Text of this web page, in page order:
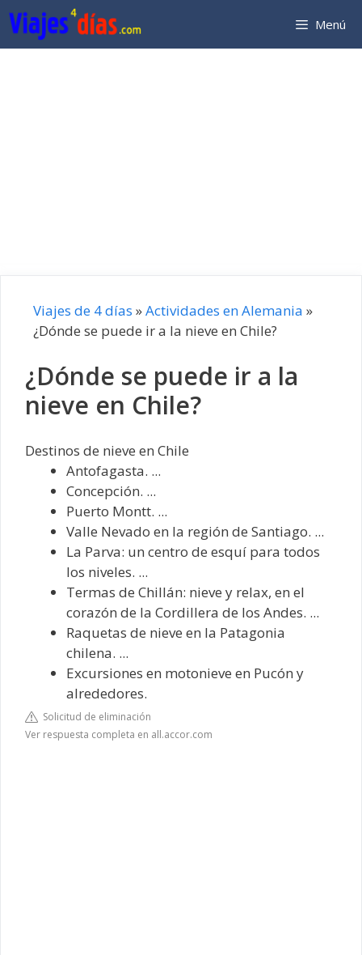
Saltar
al
contenido
Menú
Viajes de 4 días »Actividades en Alemania »
¿Dónde se puede ir a la nieve en Chile?
¿Dónde se puede ir a la
nieve en Chile?
Destinos de nieve en Chile
Antofagasta. ...
Concepción. ...
Puerto Montt. ...
Valle Nevado en la región de Santiago. ...
La Parva: un centro de esquí para todos
los niveles. ...
Termas de Chillán: nieve y relax, en el
corazón de la Cordillera de los Andes. ...
Raquetas de nieve en la Patagonia
chilena. ...
Excursiones en motonieve en Pucón y
alrededores.
Solicitud de eliminación
Ver respuesta completa en all.accor.com